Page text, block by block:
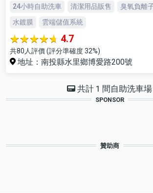
24小時自助洗車 清潔用品販售
臭氧負離
水鍍膜
雲端儲值系統
4.7
共80人評價 (評分準確度 32%)
地址：南投縣水里鄉博愛路200號
共計 1 間自助洗車場
SPONSOR
贊助商